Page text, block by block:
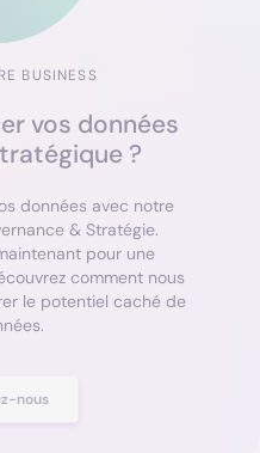
BUSINESS
vos données
?
données avec notre
& Stratégie.
pour une
comment nous
le potentiel caché de
nous